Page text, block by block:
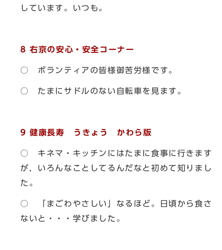
しています。いつも。
8右京の安心・安全コーナー
○ ボランティアの皆様御苦労様です。
○ たまにサドルのない自転車を見ます。
9健康長寿 うきょう かわら版
○ キネマ・キッチンにはたまに食事に行きます
が，いろんなことしてるんだなと初めて知りまし
た。
○ 「まごわやさしい」なるほど。日頃から食さ
ないと・・・学びました。